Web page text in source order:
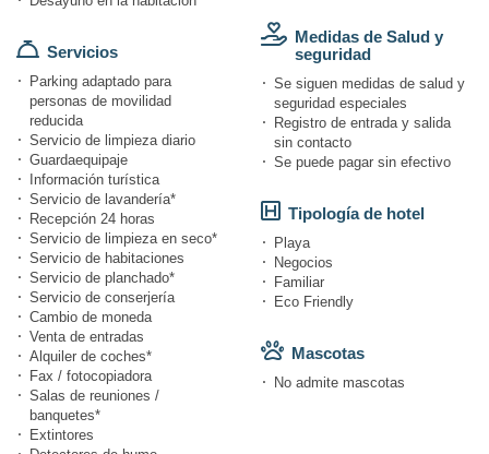
Servicios
Parking adaptado para
personas de movilidad
reducida
Servicio de limpieza diario
Guardaequipaje
Información turística
Servicio de lavandería*
Recepción 24 horas
Servicio de limpieza en seco*
Servicio de habitaciones
Servicio de planchado*
Servicio de conserjería
Cambio de moneda
Venta de entradas
Alquiler de coches*
Fax / fotocopiadora
Salas de reuniones /
banquetes*
Extintores
Medidas de Salud y
seguridad
Se siguen medidas de salud y
seguridad especiales
Registro de entrada y salida
sin contacto
Se puede pagar sin efectivo
Tipología de hotel
Playa
Negocios
Familiar
Eco Friendly
Mascotas
No admite mascotas